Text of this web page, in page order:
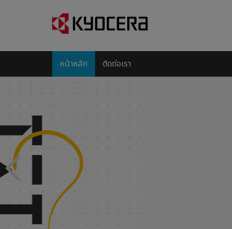
หน้าหลัก ติดต่อเรา
TASKalfa Pro 15000c
Production Printer
On 1 November 2019 Kyocera took an
segment to become a strong player in the
As this is a completely different technology
have invested a lot in creating the training
required to enable the sales through our
Previous